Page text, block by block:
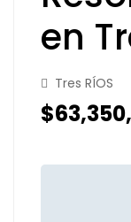
en
Tres RÍOS